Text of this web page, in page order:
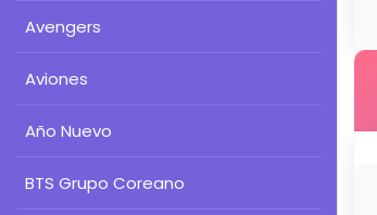
Avengers
Aviones
Año Nuevo
BTS Grupo Coreano